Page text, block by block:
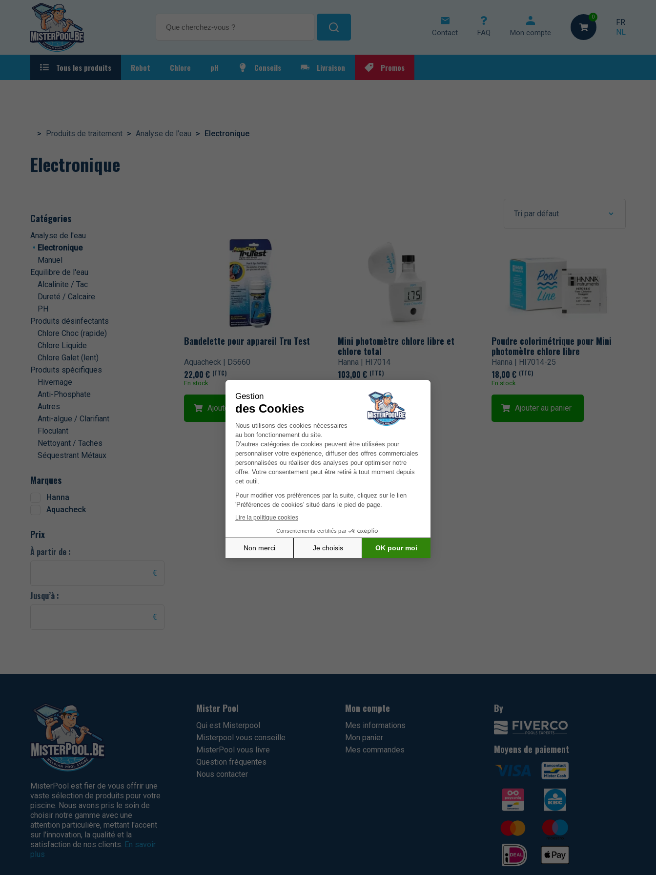
Contact FAQ Mon compte
0
FR
NL
Tous les produits
Jeux & Fun
Piscine en kit
Produits de traitement
Produits pour Spa
Traitement de l'eau automatique
Robot Chlore pH Conseils Livraison Promos
Produits de traitement
> Produits de traitement > Analyse de l'eau > Electronique
Electronique
Catégories
Analyse de l'eau
Electronique
Manuel
Equilibre de l'eau
Alcalinite / Tac
Dureté / Calcaire
PH
Produits désinfectants
Chlore Choc (rapide)
Chlore Liquide
Chlore Galet (lent)
Produits spécifiques
Hivernage
Anti-Phosphate
Autres
Anti-algue / Clarifiant
Floculant
Nettoyant / Taches
Séquestrant Métaux
Marques
Hanna
Aquacheck
Prix
À partir de :
Jusqu’à :
Tri par défaut
Bandelette pour appareil Tru Test
Aquacheck | D5660
22,00 € (TTC)
En stock
Ajouter au panier
Mini photomètre chlore libre et
chlore total
Hanna | HI7014
103,00 € (TTC)
Ajouter au panier
Poudre colorimétrique pour Mini
photomètre chlore libre
Hanna | HI7014-25
18,00 € (TTC)
En stock
Ajouter au panier
MisterPool est fier de vous offrir une
vaste sélection de produits pour votre
piscine. Nous avons pris le soin de
choisir notre gamme avec une
attention particulière, mettant l'accent
sur l'innovation, la qualité et la
satisfaction de nos clients. En savoir
plus
Mister Pool
Qui est Misterpool
Misterpool vous conseille
MisterPool vous livre
Question fréquentes
Nous contacter
Mon compte
Mes informations
Mon panier
Mes commandes
By
Moyens de paiement